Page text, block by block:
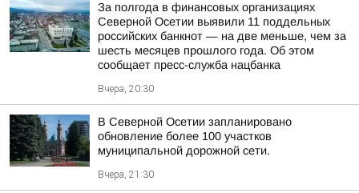
За полгода в финансовых организациях
Северной Осетии выявили 11 поддельных
российских банкнот — на две меньше, чем за
шесть месяцев прошлого года. Об этом
сообщает пресс-служба нацбанка
Вчера, 20:30
В Северной Осетии запланировано
обновление более 100 участков
муниципальной дорожной сети.
Вчера, 21:30